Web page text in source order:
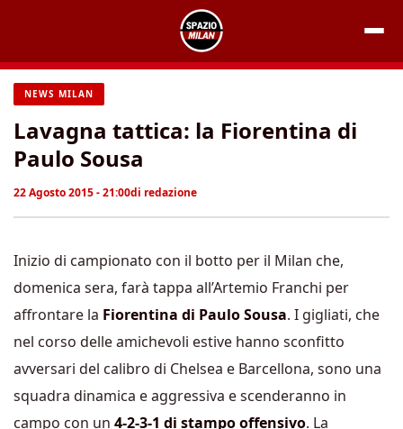
contenuto
NEWS MILAN
Lavagna tattica: la Fiorentina di
Paulo Sousa
22 Agosto 2015 - 21:00di redazione
Inizio di campionato con il botto per il Milan che,
domenica sera, farà tappa all’Artemio Franchi per
affrontare la Fiorentina di Paulo Sousa. I gigliati, che
nel corso delle amichevoli estive hanno sconfitto
avversari del calibro di Chelsea e Barcellona, sono una
squadra dinamica e aggressiva e scenderanno in
campo con un 4-2-3-1 di stampo offensivo. La